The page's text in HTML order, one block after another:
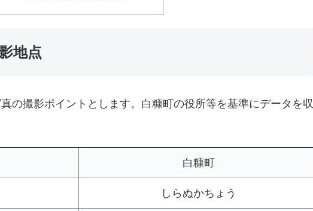
地点
の撮影ポイントとします。白糠町の役所等を基準にデータを収
白糠町
しらぬかちょう